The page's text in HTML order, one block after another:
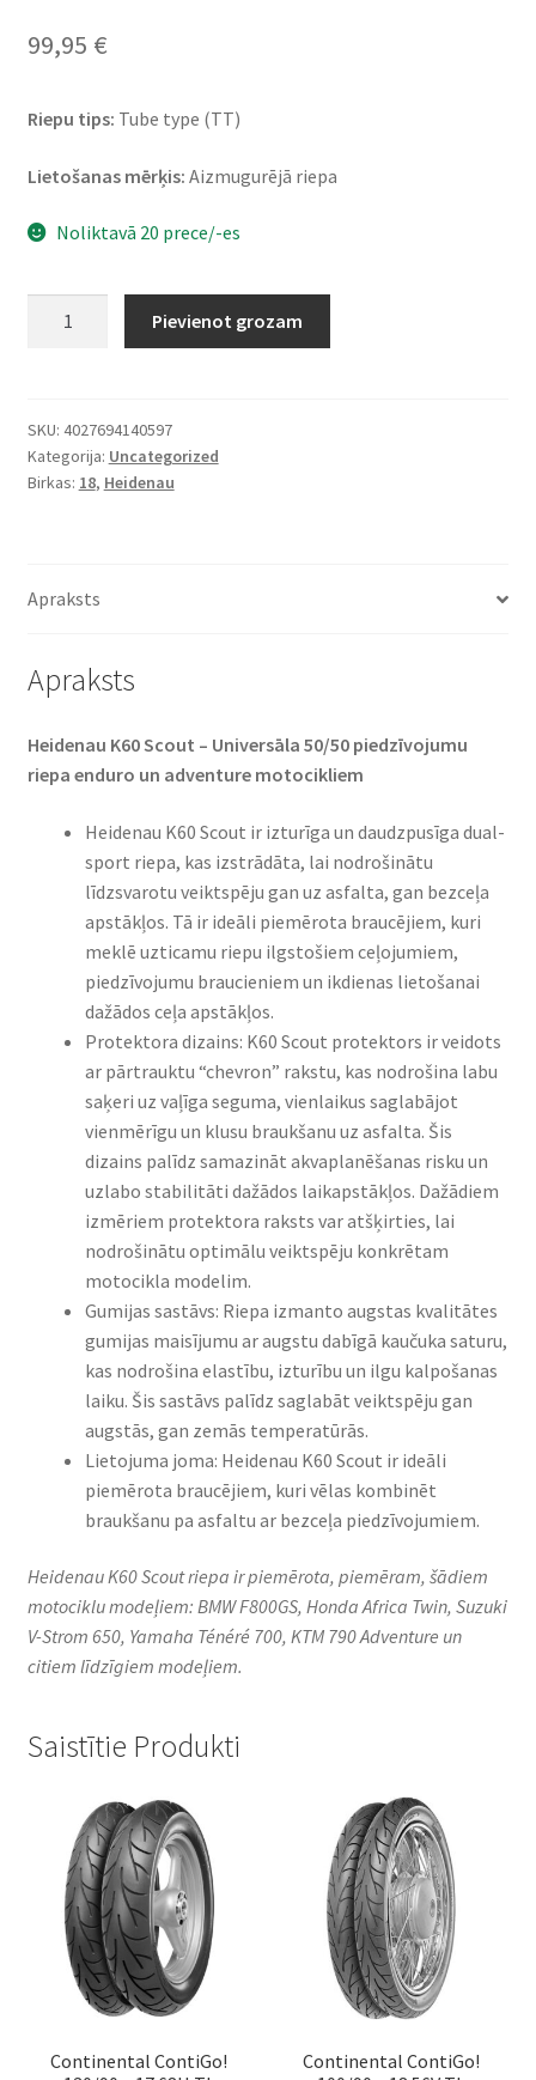
99,95 €
Riepu tips: Tube type (TT)
Lietošanas mērķis: Aizmugurējā riepa
Noliktavā 20 prece/-es
(M+S)
120/80
-
(aizmugurējā)
Pievienot grozam
SKU: 4027694140597
Kategorija: Uncategorized
Birkas: 18, Heidenau
Apraksts
Apraksts
Heidenau K60 Scout – Universāla 50/50 piedzīvojumu
riepa enduro un adventure motocikliem
Heidenau K60 Scout ir izturīga un daudzpusīga dual-
sport riepa, kas izstrādāta, lai nodrošinātu
līdzsvarotu veiktspēju gan uz asfalta, gan bezceļa
apstākļos. Tā ir ideāli piemērota braucējiem, kuri
meklē uzticamu riepu ilgstošiem ceļojumiem,
piedzīvojumu braucieniem un ikdienas lietošanai
dažādos ceļa apstākļos.
Protektora dizains: K60 Scout protektors ir veidots
ar pārtrauktu “chevron” rakstu, kas nodrošina labu
saķeri uz vaļīga seguma, vienlaikus saglabājot
vienmērīgu un klusu braukšanu uz asfalta. Šis
dizains palīdz samazināt akvaplanēšanas risku un
uzlabo stabilitāti dažādos laikapstākļos. Dažādiem
izmēriem protektora raksts var atšķirties, lai
nodrošinātu optimālu veiktspēju konkrētam
motocikla modelim.
Gumijas sastāvs: Riepa izmanto augstas kvalitātes
gumijas maisījumu ar augstu dabīgā kaučuka saturu,
kas nodrošina elastību, izturību un ilgu kalpošanas
laiku. Šis sastāvs palīdz saglabāt veiktspēju gan
augstās, gan zemās temperatūrās.
Lietojuma joma: Heidenau K60 Scout ir ideāli
piemērota braucējiem, kuri vēlas kombinēt
braukšanu pa asfaltu ar bezceļa piedzīvojumiem.
Heidenau K60 Scout riepa ir piemērota, piemēram, šādiem
motociklu modeļiem: BMW F800GS, Honda Africa Twin, Suzuki
V-Strom 650, Yamaha Ténéré 700, KTM 790 Adventure un
citiem līdzīgiem modeļiem.
Saistītie Produkti
Continental ContiGo!
Continental ContiGo!